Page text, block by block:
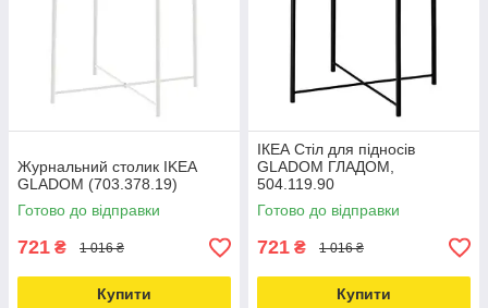
Журнальний столик IKEA
GLADOM (703.378.19)
Готово до відправки
721 ₴ 1 016 ₴
Купити
ІКЕА Стіл для підносів
GLADOM ГЛАДОМ,
504.119.90
Готово до відправки
721 ₴ 1 016 ₴
Купити